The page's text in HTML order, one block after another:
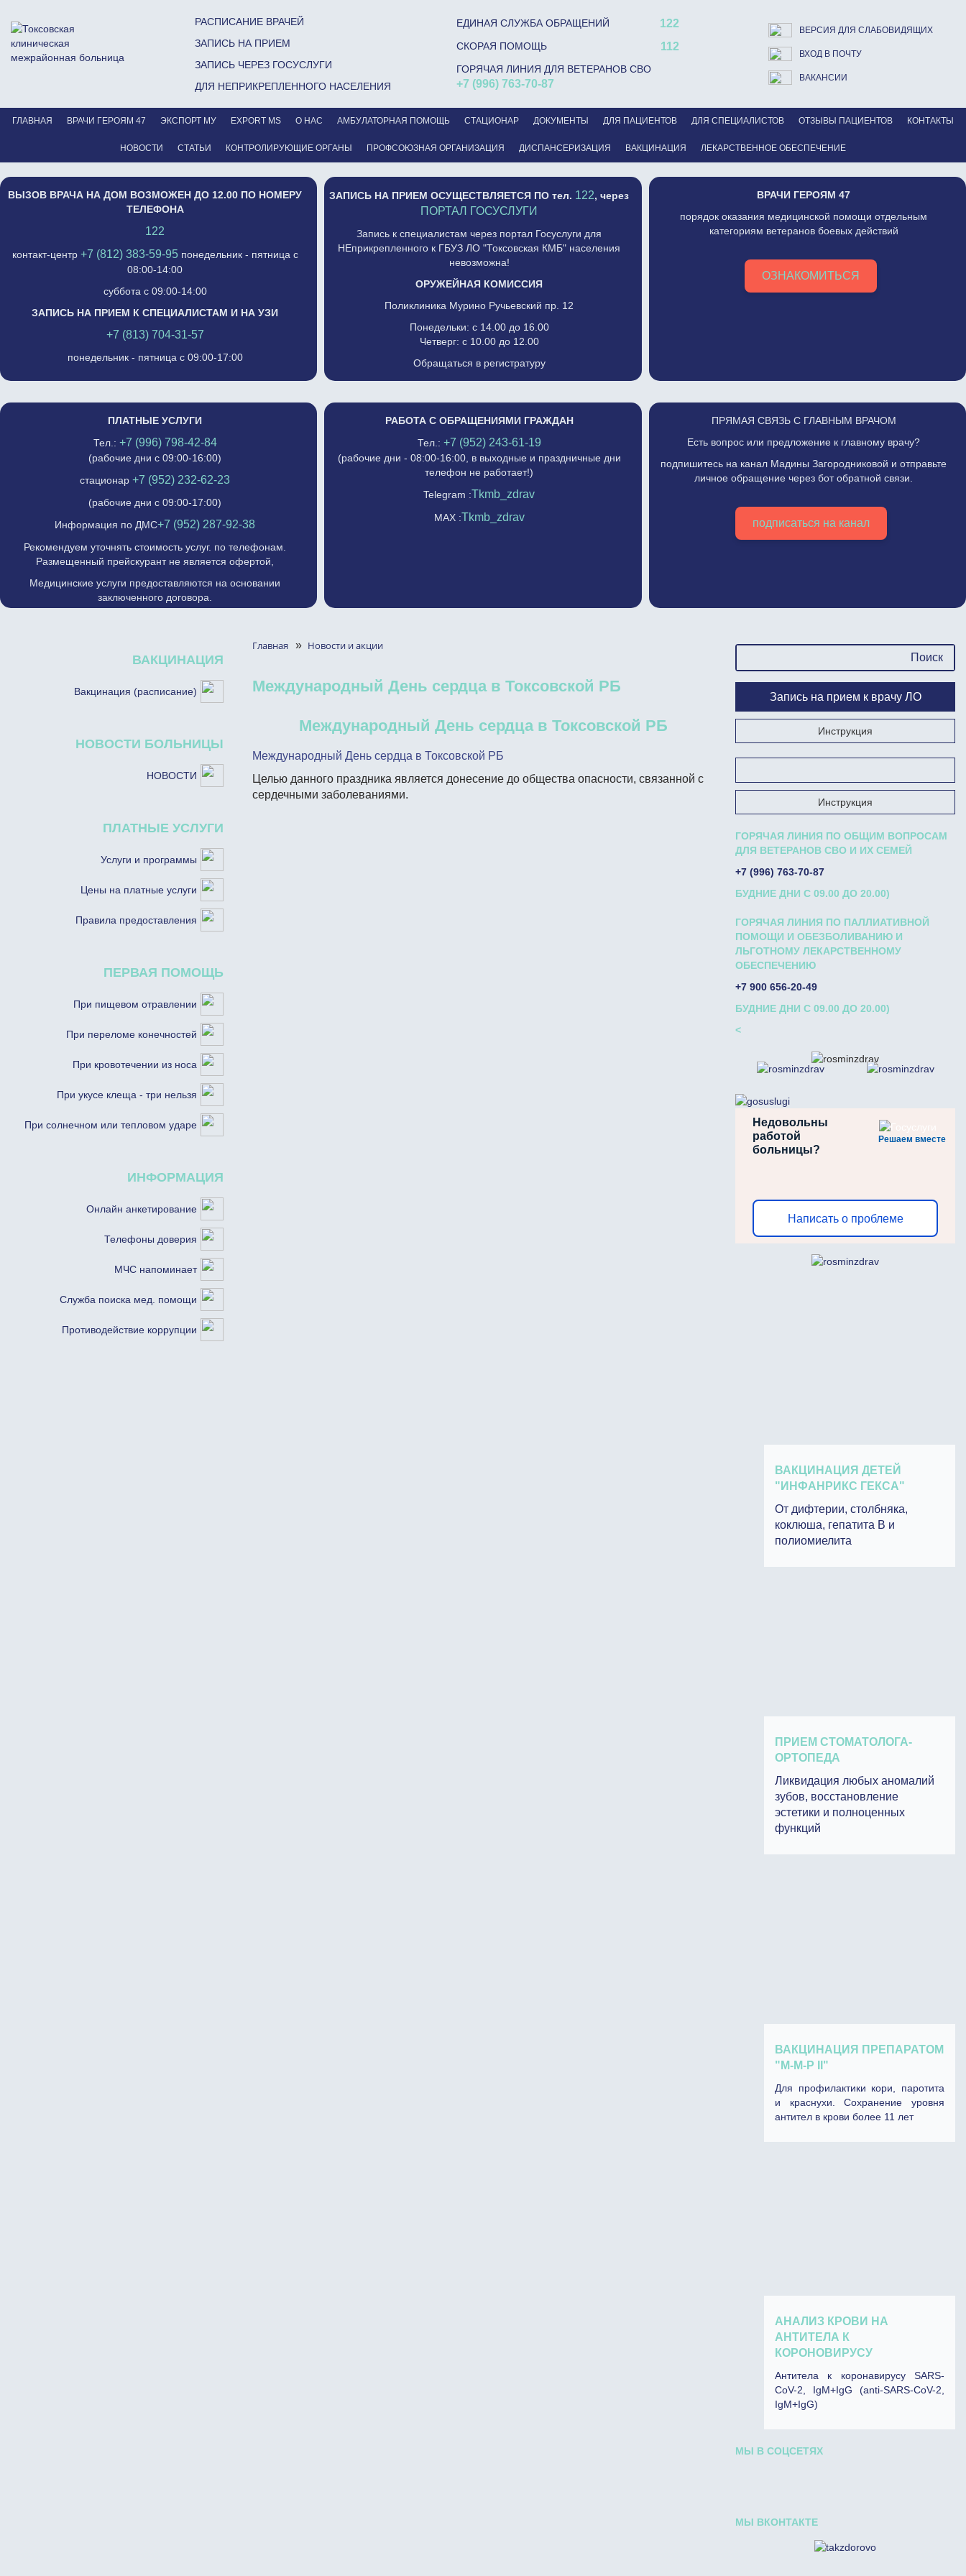
ГЛАВНАЯ ВРАЧИ ГЕРОЯМ 47 ЭКСПОРТ МУ EXPORT MS О НАС АМБУЛАТОРНАЯ ПОМОЩЬ СТАЦИОНАР ДОКУМЕНТЫ ДЛЯ ПАЦИЕНТОВ ДЛЯ СПЕЦИАЛИСТОВ ОТЗЫВЫ ПАЦИЕНТОВ КОНТАКТЫ
НОВОСТИ СТАТЬИ КОНТРОЛИРУЮЩИЕ ОРГАНЫ ПРОФСОЮЗНАЯ ОРГАНИЗАЦИЯ ДИСПАНСЕРИЗАЦИЯ ВАКЦИНАЦИЯ ЛЕКАРСТВЕННОЕ ОБЕСПЕЧЕНИЕ
РАСПИСАНИЕ ВРАЧЕЙ
ЗАПИСЬ НА ПРИЕМ
ЗАПИСЬ ЧЕРЕЗ ГОСУСЛУГИ
ДЛЯ НЕПРИКРЕПЛЕННОГО НАСЕЛЕНИЯ
ЕДИНАЯ СЛУЖБА ОБРАЩЕНИЙ 122
СКОРАЯ ПОМОЩЬ 112
ГОРЯЧАЯ ЛИНИЯ ДЛЯ ВЕТЕРАНОВ СВО
+7 (996) 763-70-87
ВЕРСИЯ ДЛЯ СЛАБОВИДЯЩИХ
ВХОД В ПОЧТУ
ВАКАНСИИ
ВЫЗОВ ВРАЧА НА ДОМ ВОЗМОЖЕН ДО 12.00 ПО НОМЕРУ
ТЕЛЕФОНА
122
контакт-центр +7 (812) 383-59-95понедельник - пятница с
08:00-14:00
суббота с 09:00-14:00
ЗАПИСЬ НА ПРИЕМ К СПЕЦИАЛИСТАМ И НА УЗИ
+7 (813) 704-31-57
понедельник - пятница с 09:00-17:00
ЗАПИСЬ НА ПРИЕМ ОСУЩЕСТВЛЯЕТСЯ ПО тел. 122, через
ПОРТАЛ ГОСУСЛУГИ
Запись к специалистам через портал Госуслуги для
НЕприкрепленного к ГБУЗ ЛО "Токсовская КМБ" населения
невозможна!
ОРУЖЕЙНАЯ КОМИССИЯ
Поликлиника Мурино Ручьевский пр. 12
Понедельки: с 14.00 до 16.00
Четверг: с 10.00 до 12.00
Обращаться в регистратуру
ВРАЧИ ГЕРОЯМ 47
порядок оказания медицинской помощи отдельным
категориям ветеранов боевых действий
ОЗНАКОМИТЬСЯ
ПЛАТНЫЕ УСЛУГИ
Тел.: +7 (996) 798-42-84
(рабочие дни с 09:00-16:00)
стационар+7 (952) 232-62-23
(рабочие дни с 09:00-17:00)
Информация по ДМС+7 (952) 287-92-38
Рекомендуем уточнять стоимость услуг. по телефонам.
Размещенный прейскурант не является офертой,
Медицинские услуги предоставляются на основании
заключенного договора.
РАБОТА С ОБРАЩЕНИЯМИ ГРАЖДАН
Тел.: +7 (952) 243-61-19
(рабочие дни - 08:00-16:00, в выходные и праздничные дни
телефон не работает!)
Telegram :Tkmb_zdrav
MAX :Tkmb_zdrav
ПРЯМАЯ СВЯЗЬ С ГЛАВНЫМ ВРАЧОМ
Есть вопрос или предложение к главному врачу?
подпишитесь на канал Мадины Загородниковой и отправьте
личное обращение через бот обратной связи.
подписаться на канал
ВАКЦИНАЦИЯ
Вакцинация (расписание)
НОВОСТИ БОЛЬНИЦЫ
НОВОСТИ
ПЛАТНЫЕ УСЛУГИ
Услуги и программы
Цены на платные услуги
Правила предоставления
ПЕРВАЯ ПОМОЩЬ
При пищевом отравлении
При переломе конечностей
При кровотечении из носа
При укусе клеща - три нельзя
При солнечном или тепловом ударе
ИНФОРМАЦИЯ
Онлайн анкетирование
Телефоны доверия
МЧС напоминает
Служба поиска мед. помощи
Противодействие коррупции
Главная » Новости и акции
Международный День сердца в Токсовской РБ
Международный День сердца в Токсовской РБ
Международный День сердца в Токсовской РБ
Целью данного праздника является донесение до общества опасности, связанной с
сердечными заболеваниями.
Запись на прием к врачу ЛО
Инструкция
Инструкция
ГОРЯЧАЯ ЛИНИЯ ПО ОБЩИМ ВОПРОСАМ
ДЛЯ ВЕТЕРАНОВ СВО И ИХ СЕМЕЙ
+7 (996) 763-70-87
БУДНИЕ ДНИ С 09.00 ДО 20.00)
ГОРЯЧАЯ ЛИНИЯ ПО ПАЛЛИАТИВНОЙ
ПОМОЩИ И ОБЕЗБОЛИВАНИЮ И
ЛЬГОТНОМУ ЛЕКАРСТВЕННОМУ
ОБЕСПЕЧЕНИЮ
+7 900 656-20-49
БУДНИЕ ДНИ С 09.00 ДО 20.00)
<
Решаем вместе
Недовольны
работой
больницы?
Написать о проблеме
ВАКЦИНАЦИЯ ДЕТЕЙ
"ИНФАНРИКС ГЕКСА"
От дифтерии, столбняка,
коклюша, гепатита В и
полиомиелита
ПРИЕМ СТОМАТОЛОГА-
ОРТОПЕДА
Ликвидация любых аномалий
зубов, восстановление
эстетики и полноценных
функций
ВАКЦИНАЦИЯ ПРЕПАРАТОМ
"М-М-P II"
Для профилактики кори, паротита
и краснухи. Сохранение уровня
антител в крови более 11 лет
АНАЛИЗ КРОВИ НА
АНТИТЕЛА К
КОРОНОВИРУСУ
Антитела к коронавирусу SARS-
CoV-2, IgM+IgG (anti-SARS-CoV-2,
IgM+IgG)
МЫ В СОЦСЕТЯХ
МЫ ВКОНТАКТЕ